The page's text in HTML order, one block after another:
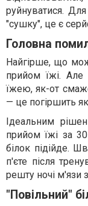
руйнуватися.
"сушку", це є
Головна
Найгірше, що
прийом їжі.
їжею, як-от
— це погіршить
Ідеальним
прийом їжі за
білок підійде.
п'єте після
решту ночі м'язи
"Повільний"